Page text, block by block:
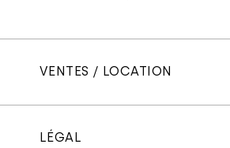
VENTES / LOCATION
LÉGAL